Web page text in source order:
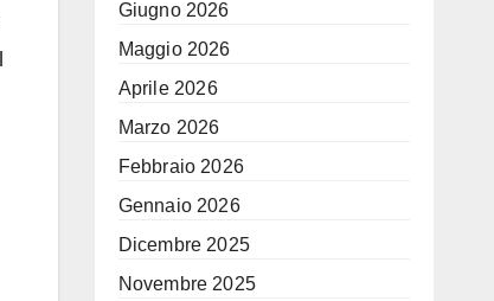
Giugno 2026
Maggio 2026
Aprile 2026
Marzo 2026
Febbraio 2026
Gennaio 2026
Dicembre 2025
Novembre 2025